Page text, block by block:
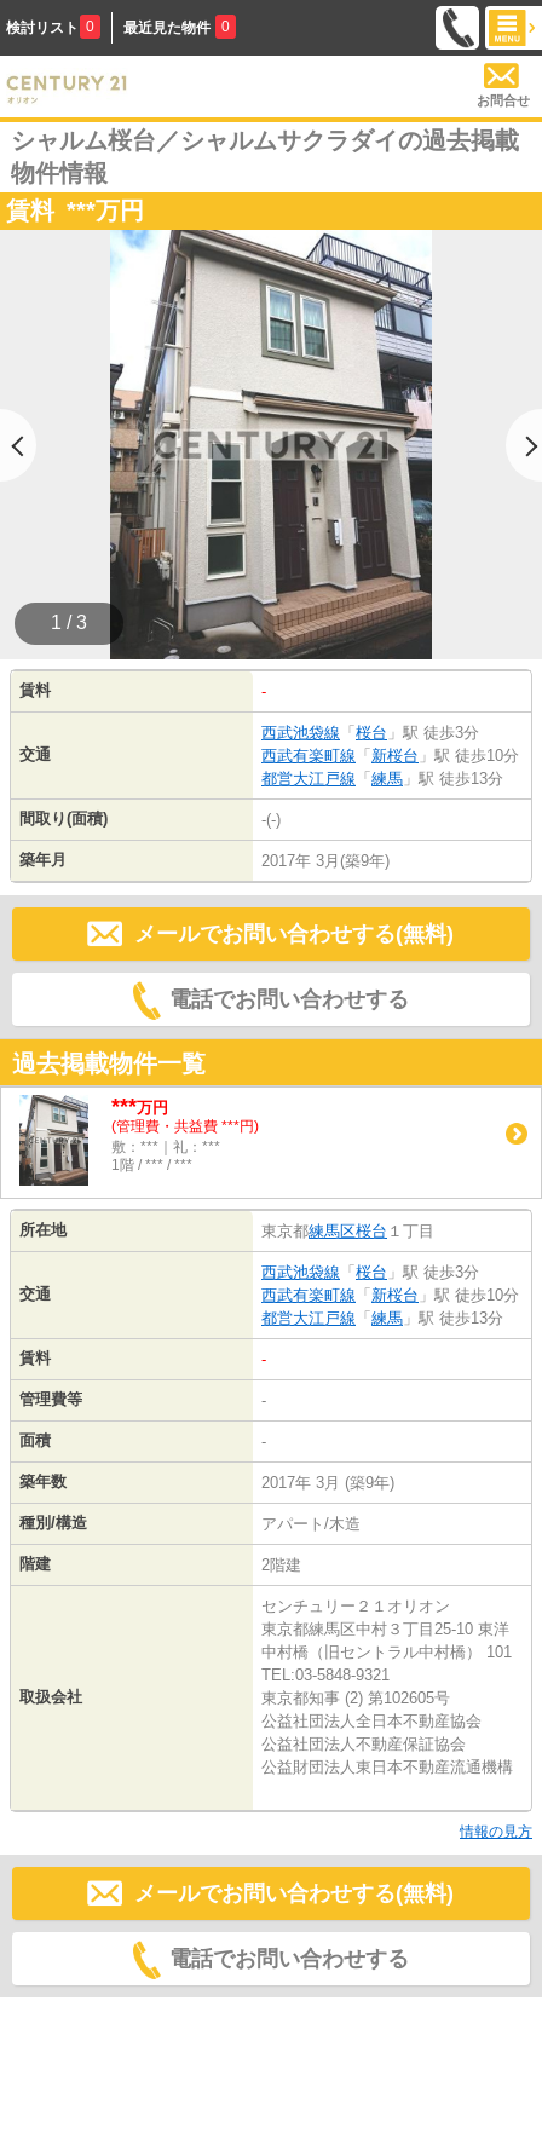
検討リスト 0 最近見た物件 0
お問合せ
シャルム桜台／シャルムサクラダイの過去掲載
物件情報
賃料 ***万円
1 / 3
賃料 -
交通
西武池袋線 「 桜台 」駅 徒歩3分
西武有楽町線 「 新桜台 」駅 徒歩10分
都営大江戸線 「 練馬 」駅 徒歩13分
間取り(面積) -(-)
築年月 2017年 3月(築9年)
メールでお問い合わせする(無料)
電話でお問い合わせする
過去掲載物件一覧
***万円
(管理費・共益費 ***円)
敷：***｜礼：***
1階 / *** / ***
所在地 東京都練馬区桜台 １丁目
交通
西武池袋線 「 桜台 」駅 徒歩3分
西武有楽町線 「 新桜台 」駅 徒歩10分
都営大江戸線 「 練馬 」駅 徒歩13分
賃料 -
管理費等 -
面積 -
築年数 2017年 3月 (築9年)
種別/構造 アパート/木造
階建 2階建
取扱会社
センチュリー２１オリオン
東京都練馬区中村３丁目25-10 東洋
中村橋（旧セントラル中村橋） 101
TEL:03-5848-9321
東京都知事 (2) 第102605号
公益社団法人全日本不動産協会
公益社団法人不動産保証協会
公益財団法人東日本不動産流通機構
情報の見方
メールでお問い合わせする(無料)
電話でお問い合わせする